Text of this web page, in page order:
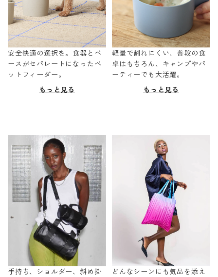
安全快適の選択を。食器とベ
ースがセパレートになったペ
ットフィーダー。
もっと見る
軽量で割れにくい、普段の食
卓はもちろん、キャンプやパ
ーティーでも大活躍。
もっと見る
手持ち、ショルダー、斜め掛
どんなシーンにも気品を添え